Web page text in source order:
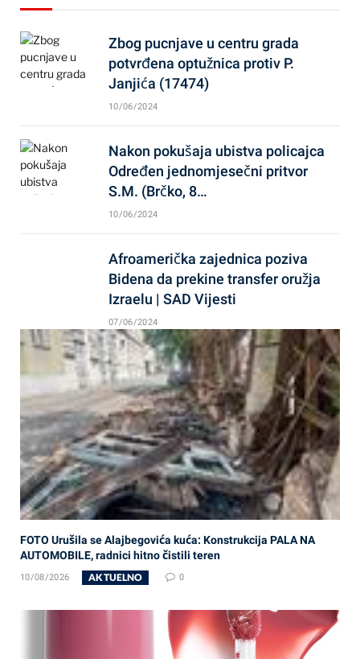
Zbog pucnjave u centru grada
potvrđena optužnica protiv P.
Janjića (17474)
10/06/2024
Nakon pokušaja ubistva policajca
Određen jednomjesečni pritvor
S.M. (Brčko, 8…
10/06/2024
Afroamerička zajednica poziva
Bidena da prekine transfer oružja
Izraelu | SAD Vijesti
07/06/2024
FOTO Urušila se Alajbegovića kuća: Konstrukcija PALA NA
AUTOMOBILE, radnici hitno čistili teren
10/08/2026 AKTUELNO 0